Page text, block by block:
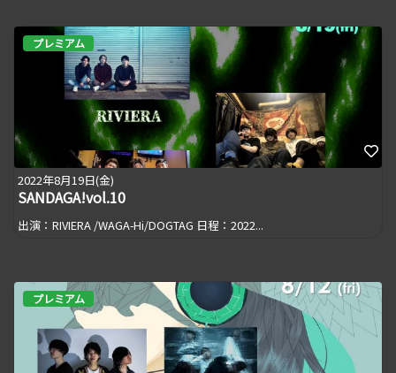
プレミアム
2022年8月19日(金)
SANDAGA!vol.10
出演：RIVIERA /WAGA-Hi/DOGTAG 日程：2022...
プレミアム